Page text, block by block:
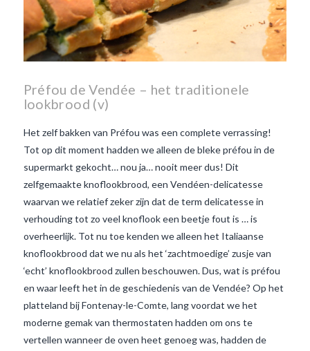
VIEW POST
Préfou de Vendée – het traditionele
lookbrood (v)
Het zelf bakken van Préfou was een complete verrassing!
Tot op dit moment hadden we alleen de bleke préfou in de
supermarkt gekocht… nou ja… nooit meer dus! Dit
zelfgemaakte knoflookbrood, een Vendéen-delicatesse
waarvan we relatief zeker zijn dat de term delicatesse in
verhouding tot zo veel knoflook een beetje fout is … is
overheerlijk. Tot nu toe kenden we alleen het Italiaanse
knoflookbrood dat we nu als het ‘zachtmoedige’ zusje van
‘echt’ knoflookbrood zullen beschouwen. Dus, wat is préfou
en waar leeft het in de geschiedenis van de Vendée? Op het
platteland bij Fontenay-le-Comte, lang voordat we het
moderne gemak van thermostaten hadden om ons te
vertellen wanneer de oven heet genoeg was, hadden de